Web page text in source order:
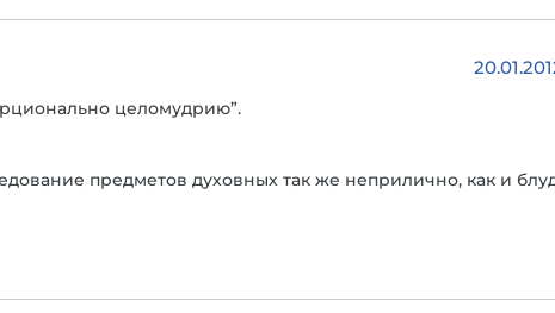
целомудрию”.
предметов духовных так же неприлично, как и